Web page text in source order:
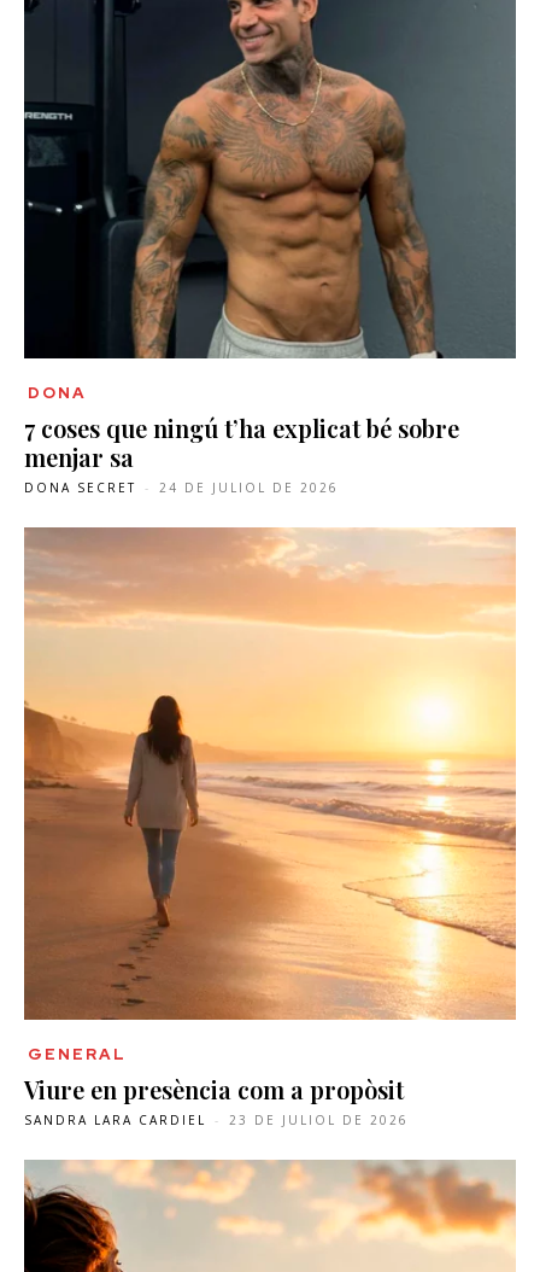
DONA
7 coses que ningú t’ha explicat bé sobre
menjar sa
DONA SECRET - 24 DE JULIOL DE 2026
GENERAL
Viure en presència com a propòsit
SANDRA LARA CARDIEL - 23 DE JULIOL DE 2026